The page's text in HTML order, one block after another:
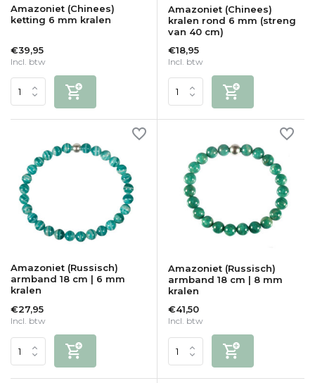
Amazoniet (Chinees)
ketting 6 mm kralen
€39,95
Incl. btw
Amazoniet (Chinees)
kralen rond 6 mm (streng
van 40 cm)
€18,95
Incl. btw
Amazoniet (Russisch)
armband 18 cm | 6 mm
kralen
€27,95
Incl. btw
Amazoniet (Russisch)
armband 18 cm | 8 mm
kralen
€41,50
Incl. btw